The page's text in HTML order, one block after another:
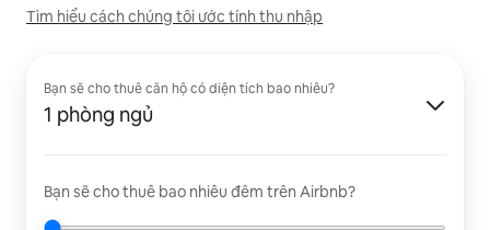
Tìm hiểu cách chúng tôi ước tính thu nhập
Bạn sẽ cho thuê căn hộ có diện tích bao nhiêu?
1 phòng ngủ
Bạn sẽ cho thuê bao nhiêu đêm trên Airbnb?